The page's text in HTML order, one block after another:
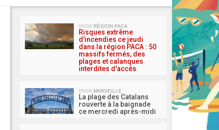
MA
05/08 RÉGION PACA
Risques extrême
d'incendies ce jeudi
dans la région PACA : 50
massifs fermés, des
plages et calanques
interdites d'accès
05/08 MARSEILLE
La plage des Catalans
rouverte à la baignade
ce mercredi après-midi